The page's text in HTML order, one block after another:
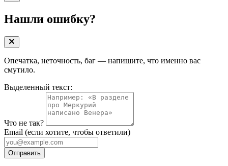
Нашли ошибку?
Опечатка, неточность, баг — напишите, что именно вас
смутило.
Выделенный текст:
Что не так?
Email (если хотите, чтобы ответили)
Отправить